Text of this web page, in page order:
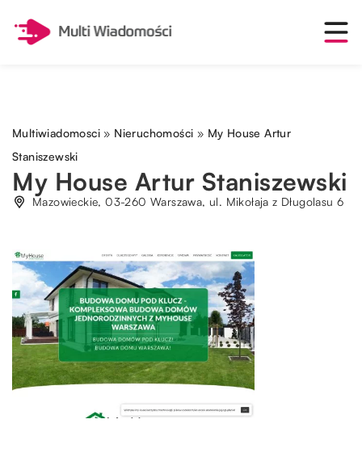
Multiwiadomosci » Nieruchomości » My House Artur
Staniszewski
My House Artur Staniszewski
Mazowieckie, 03-260 Warszawa, ul. Mikołaja z Długolasu 6